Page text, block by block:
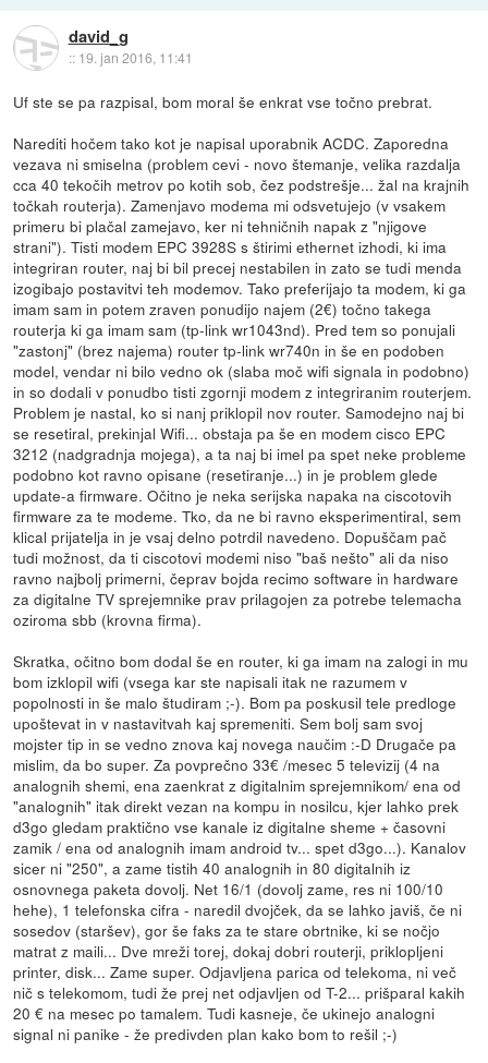
david_g
:: 19. jan 2016, 11:41
Uf ste se pa razpisal, bom moral še enkrat vse točno prebrat.
Narediti hočem tako kot je napisal uporabnik ACDC. Zaporedna
vezava ni smiselna (problem cevi - novo štemanje, velika razdalja
cca 40 tekočih metrov po kotih sob, čez podstrešje... žal na krajnih
točkah routerja). Zamenjavo modema mi odsvetujejo (v vsakem
primeru bi plačal zamejavo, ker ni tehničnih napak z "njigove
strani"). Tisti modem EPC 3928S s štirimi ethernet izhodi, ki ima
integriran router, naj bi bil precej nestabilen in zato se tudi menda
izogibajo postavitvi teh modemov. Tako preferijajo ta modem, ki ga
imam sam in potem zraven ponudijo najem (2€) točno takega
routerja ki ga imam sam (tp-link wr1043nd). Pred tem so ponujali
"zastonj" (brez najema) router tp-link wr740n in še en podoben
model, vendar ni bilo vedno ok (slaba moč wifi signala in podobno)
in so dodali v ponudbo tisti zgornji modem z integriranim routerjem.
Problem je nastal, ko si nanj priklopil nov router. Samodejno naj bi
se resetiral, prekinjal Wifi... obstaja pa še en modem cisco EPC
3212 (nadgradnja mojega), a ta naj bi imel pa spet neke probleme
podobno kot ravno opisane (resetiranje...) in je problem glede
update-a firmware. Očitno je neka serijska napaka na ciscotovih
firmware za te modeme. Tko, da ne bi ravno eksperimentiral, sem
klical prijatelja in je vsaj delno potrdil navedeno. Dopuščam pač
tudi možnost, da ti ciscotovi modemi niso "baš nešto" ali da niso
ravno najbolj primerni, čeprav bojda recimo software in hardware
za digitalne TV sprejemnike prav prilagojen za potrebe telemacha
oziroma sbb (krovna firma).
Skratka, očitno bom dodal še en router, ki ga imam na zalogi in mu
bom izklopil wifi (vsega kar ste napisali itak ne razumem v
popolnosti in še malo študiram ;-). Bom pa poskusil tele predloge
upoštevat in v nastavitvah kaj spremeniti. Sem bolj sam svoj
mojster tip in se vedno znova kaj novega naučim :-D Drugače pa
mislim, da bo super. Za povprečno 33€ /mesec 5 televizij (4 na
analognih shemi, ena zaenkrat z digitalnim sprejemnikom/ ena od
"analognih" itak direkt vezan na kompu in nosilcu, kjer lahko prek
d3go gledam praktično vse kanale iz digitalne sheme + časovni
zamik / ena od analognih imam android tv... spet d3go...). Kanalov
sicer ni "250", a zame tistih 40 analognih in 80 digitalnih iz
osnovnega paketa dovolj. Net 16/1 (dovolj zame, res ni 100/10
hehe), 1 telefonska cifra - naredil dvojček, da se lahko javiš, če ni
sosedov (staršev), gor še faks za te stare obrtnike, ki se nočjo
matrat z maili... Dve mreži torej, dokaj dobri routerji, priklopljeni
printer, disk... Zame super. Odjavljena parica od telekoma, ni več
nič s telekomom, tudi že prej net odjavljen od T-2... prišparal kakih
20 € na mesec po tamalem. Tudi kasneje, če ukinejo analogni
signal ni panike - že predivden plan kako bom to rešil ;-)